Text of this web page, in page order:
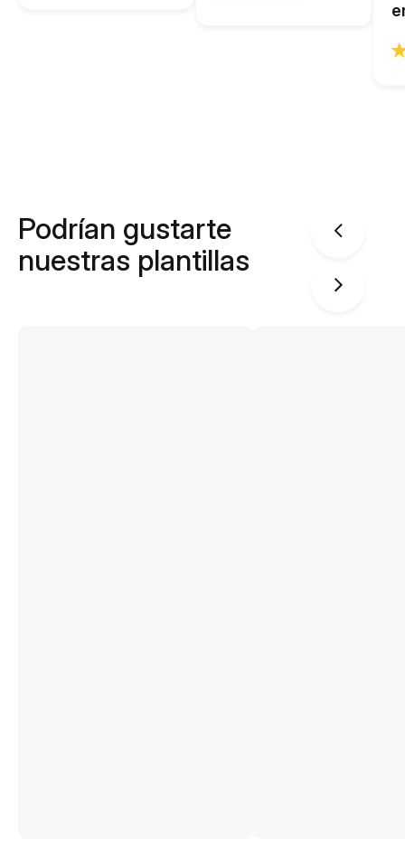
Podrían gustarte
nuestras plantillas